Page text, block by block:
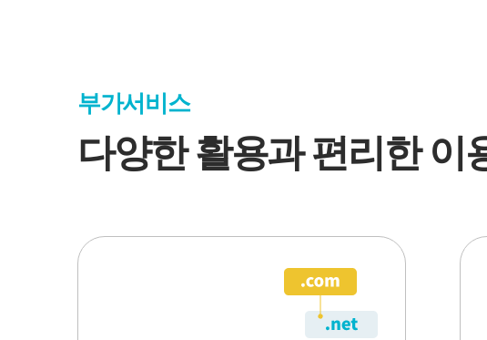
부가서비스
다양한 활용과 편리한 이